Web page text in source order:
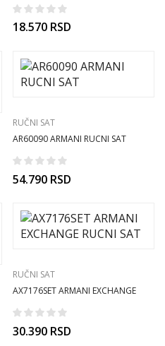
18.570 RSD
RUČNI SAT
AR60090 ARMANI RUCNI SAT
54.790 RSD
RUČNI SAT
AX7176SET ARMANI EXCHANGE
30.390 RSD